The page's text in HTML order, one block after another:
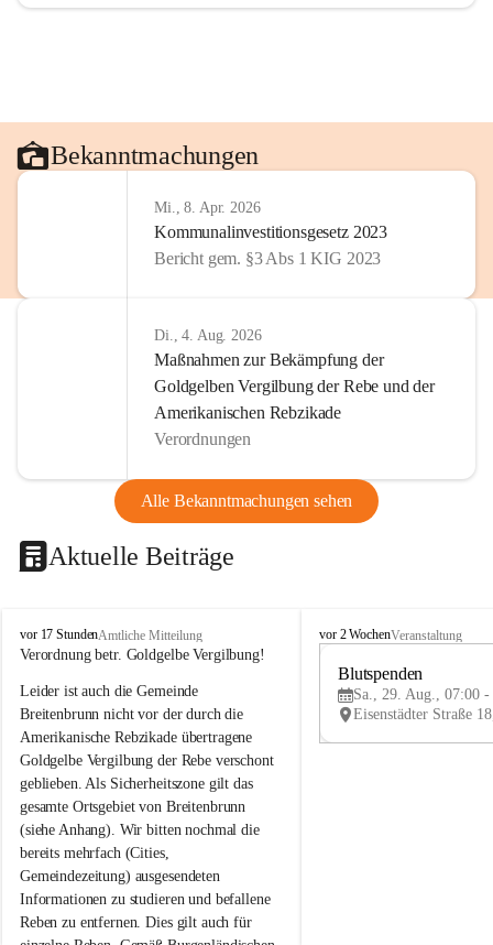
Bekanntmachungen
Mi., 8. Apr. 2026
Kommunalinvestitionsgesetz 2023
Bericht gem. §3 Abs 1 KIG 2023
Di., 4. Aug. 2026
Maßnahmen zur Bekämpfung der
Goldgelben Vergilbung der Rebe und der
Amerikanischen Rebzikade
Verordnungen
Alle Bekanntmachungen sehen
Aktuelle Beiträge
B
r
i
t
e
n
b
r
u
n
n
a
m
N
e
vor 17 StundenAmtliche Mitteilung
Verordnung betr. Goldgelbe Vergilbung!
Leider ist auch die Gemeinde
Breitenbrunn nicht vor der durch die
Amerikanische Rebzikade übertragene
Goldgelbe Vergilbung der Rebe verschont
geblieben. Als Sicherheitszone gilt das
gesamte Ortsgebiet von Breitenbrunn
(siehe Anhang). Wir bitten nochmal die
bereits mehrfach (Cities,
Gemeindezeitung) ausgesendeten
Informationen zu studieren und befallene
Reben zu entfernen. Dies gilt auch für
B
e
vor 2 WochenVeranstaltung
Blutspenden
Sa., 29. Aug., 07:00 -